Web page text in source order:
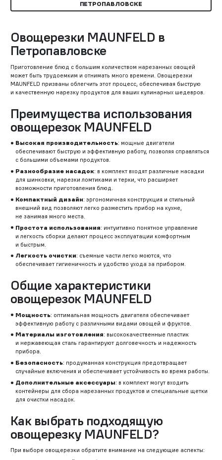
ПЕТРОПАВЛОВСКЕ
Овощерезки MAUNFELD в
Петропавловске
Приготовление блюд с большим количеством нарезанных овощей
может быть трудоемким и отнимать много времени. Овощерезки
MAUNFELD призваны облегчить этот процесс, обеспечивая быструю
и качественную нарезку продуктов для ваших кулинарных шедевров.
Преимущества использования
овощерезок MAUNFELD
Высокая производительность: мощные двигатели
обеспечивают быструю и эффективную работу, позволяя справляться
с большими объемами продуктов.
Разнообразие насадок: в комплект входят различные насадки
для шинковки, нарезки ломтиками и терки, что расширяет
возможности приготовления блюд.
Компактный дизайн: эргономичная конструкция и стильный
внешний вид позволяют легко разместить прибор на кухне,
не занимая много места.
Простота использования: интуитивно понятное управление
и легкость сборки делают процесс эксплуатации комфортным
и быстрым.
Легкость очистки: съемные части легко моются, что
обеспечивает гигиеничность и удобство ухода за прибором.
Общие характеристики
овощерезок MAUNFELD
Мощность: оптимальная мощность двигателя обеспечивает
эффективную работу с различными видами овощей и фруктов.
Материалы изготовления: высококачественные пластик
и нержавеющая сталь гарантируют долговечность и надежность
прибора.
Безопасность: продуманная конструкция предотвращает
случайные включения и обеспечивает устойчивость во время работы.
Дополнительные аксессуары: в комплект могут входить
контейнеры для сбора нарезанных продуктов и специальные щетки
для очистки насадок.
Как выбрать подходящую
овощерезку MAUNFELD?
При выборе овощерезки обратите внимание на следующие аспекты: